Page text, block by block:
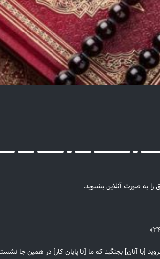
به صورت آنلاین بشنوید.
[با آنان] بجنگید که ما [تا پایان کار] در همین جا